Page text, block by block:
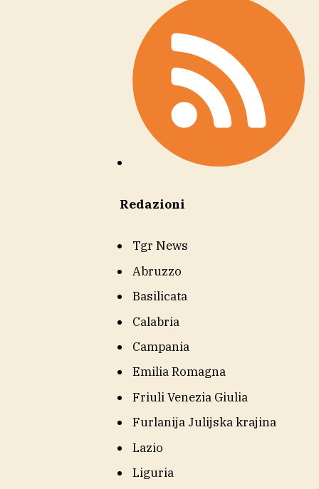
Redazioni
Tgr News
Abruzzo
Basilicata
Calabria
Campania
Emilia Romagna
Friuli Venezia Giulia
Furlanija Julijska krajina
Lazio
Liguria